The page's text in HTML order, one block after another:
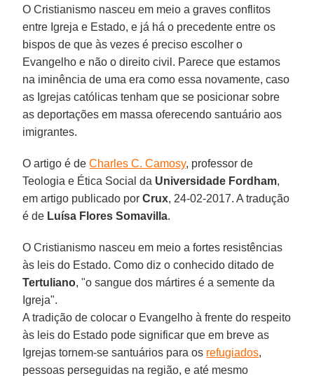
O Cristianismo nasceu em meio a graves conflitos
entre Igreja e Estado, e já há o precedente entre os
bispos de que às vezes é preciso escolher o
Evangelho e não o direito civil. Parece que estamos
na iminência de uma era como essa novamente, caso
as Igrejas católicas tenham que se posicionar sobre
as deportações em massa oferecendo santuário aos
imigrantes.
O artigo é deCharles C. Camosy, professor de
Teologia e Ética Social da Universidade Fordham,
em artigo publicado porCrux, 24-02-2017. A tradução
é de Luísa Flores Somavilla.
O Cristianismo nasceu em meio a fortes resistências
às leis do Estado. Como diz o conhecido ditado de
Tertuliano, "o sangue dos mártires é a semente da
Igreja".
A tradição de colocar o Evangelho à frente do respeito
às leis do Estado pode significar que em breve as
Igrejas tornem-se santuários para os refugiados,
pessoas perseguidas na região, e até mesmo